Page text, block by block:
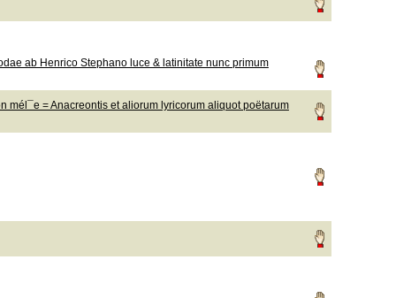
ab Henrico Stephano luce & latinitate nunc primum
mél¯e = Anacreontis et aliorum lyricorum aliquot poëtarum